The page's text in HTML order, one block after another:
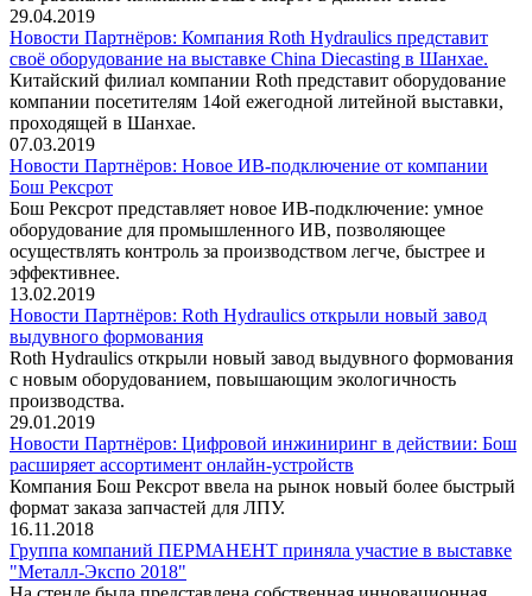
29.04.2019
Новости Партнёров: Компания Roth Hydraulics представит
своё оборудование на выставке China Diecasting в Шанхае.
Китайский филиал компании Roth представит оборудование
компании посетителям 14ой ежегодной литейной выставки,
проходящей в Шанхае.
07.03.2019
Новости Партнёров: Новое ИВ-подключение от компании
Бош Рексрот
Бош Рексрот представляет новое ИВ-подключение: умное
оборудование для промышленного ИВ, позволяющее
осуществлять контроль за производством легче, быстрее и
эффективнее.
13.02.2019
Новости Партнёров: Roth Hydraulics открыли новый завод
выдувного формования
Roth Hydraulics открыли новый завод выдувного формования
с новым оборудованием, повышающим экологичность
производства.
29.01.2019
Новости Партнёров: Цифровой инжиниринг в действии: Бош
расширяет ассортимент онлайн-устройств
Компания Бош Рексрот ввела на рынок новый более быстрый
формат заказа запчастей для ЛПУ.
16.11.2018
Группа компаний ПЕРМАНЕНТ приняла участие в выставке
"Металл-Экспо 2018"